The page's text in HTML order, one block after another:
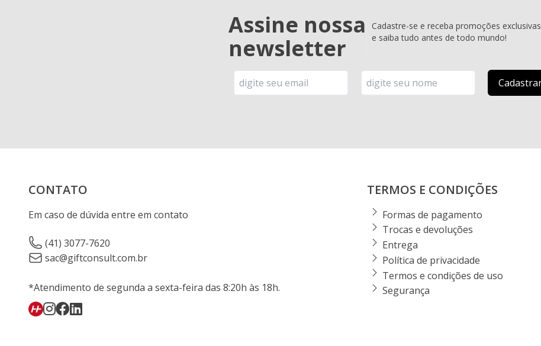
Assine nossa
newsletter
Cadastre-se e receba promoções exclusivas
e saiba tudo antes de todo mundo!
CONTATO
Em caso de dúvida entre em contato
(41) 3077-7620
sac@giftconsult.com.br
*Atendimento de segunda a sexta-feira das 8:20h às 18h.
TERMOS E CONDIÇÕES
Formas de pagamento
Trocas e devoluções
Entrega
Política de privacidade
Termos e condições de uso
Segurança